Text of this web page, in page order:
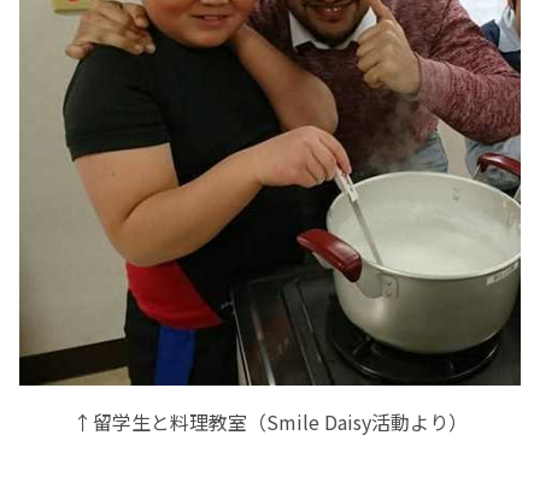
↑留学生と料理教室（Smile Daisy活動より）